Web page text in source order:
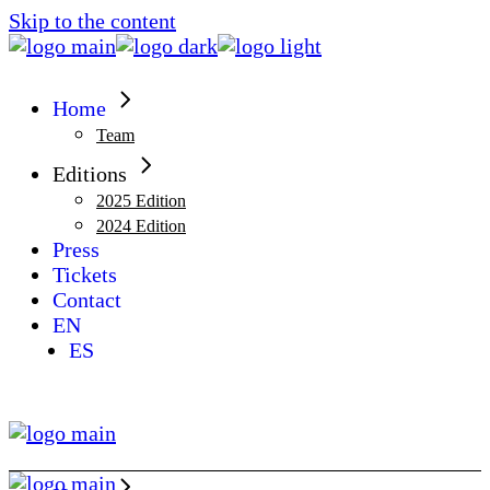
Skip to the content
Home
Team
Editions
2025 Edition
2024 Edition
Press
Tickets
Contact
EN
ES